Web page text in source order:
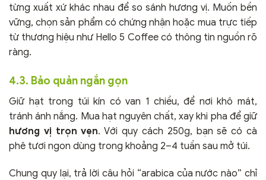
từng xuất xứ khác nhau để so sánh hương vị. Muốn bền
vững, chọn sản phẩm có chứng nhận hoặc mua trực tiếp
từ thương hiệu như Hello 5 Coffee có thông tin nguồn rõ
ràng.
4.3. Bảo quản ngắn gọn
Giữ hạt trong túi kín có van 1 chiều, để nơi khô mát,
tránh ánh nắng. Mua hạt nguyên chất, xay khi pha để giữ
hương vị trọn vẹn. Với quy cách 250g, bạn sẽ có cà
phê tươi ngon dùng trong khoảng 2–4 tuần sau mở túi.
Chung quy lại, trả lời câu hỏi “arabica của nước nào” chỉ